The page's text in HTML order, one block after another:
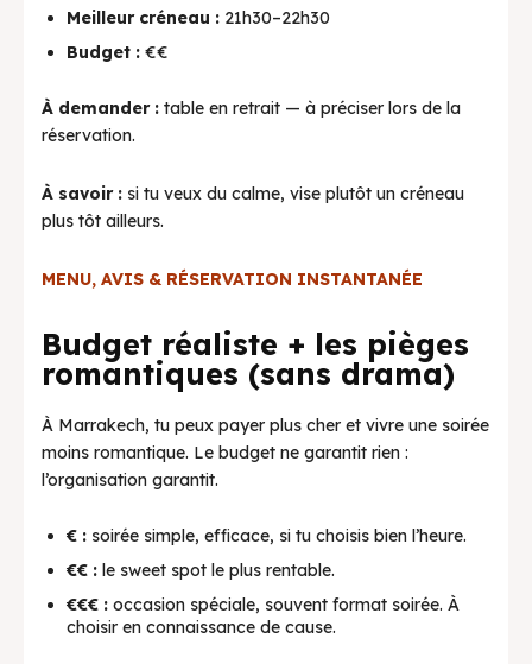
Meilleur créneau : 21h30–22h30
Budget : €€
À demander : table en retrait — à préciser lors de la
réservation.
À savoir : si tu veux du calme, vise plutôt un créneau
plus tôt ailleurs.
MENU, AVIS & RÉSERVATION INSTANTANÉE
Budget réaliste + les pièges
romantiques (sans drama)
À Marrakech, tu peux payer plus cher et vivre une soirée
moins romantique. Le budget ne garantit rien :
l’organisation garantit.
€ : soirée simple, efficace, si tu choisis bien l’heure.
€€ : le sweet spot le plus rentable.
€€€ : occasion spéciale, souvent format soirée. À
choisir en connaissance de cause.